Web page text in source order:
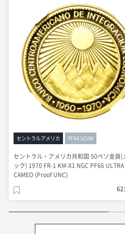
セントラルアメリカ PF66 UCAM
セントラル・アメリカ共和国 50ペソ金貨(
ック) 1970 FR-1 KM-X1 NGC PF66 ULTRA
CAMEO (Proof UNC)